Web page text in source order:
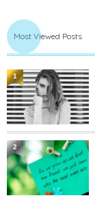
Most Viewed Posts
1
2